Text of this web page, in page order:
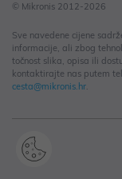
© Mikronis 2012-2026
Sve navedene cijene
informacije, ali zbog
točnost slika, opisa ili
kontaktirajte nas putem
cesta@mikronis.hr.